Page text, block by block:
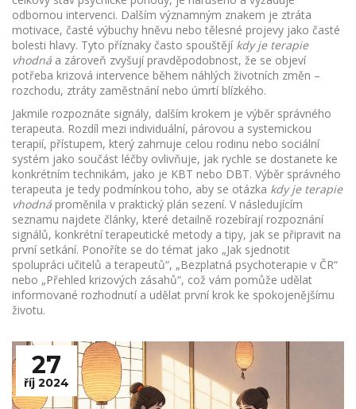
odbornou intervenci. Dalším významným znakem je ztráta
motivace, časté výbuchy hněvu nebo tělesné projevy jako časté
bolesti hlavy. Tyto příznaky často spouštějí kdy je terapie
vhodnáa zároveň zvyšují pravděpodobnost, že se objeví
potřeba krizová intervence během náhlých životních změn –
rozchodu, ztráty zaměstnání nebo úmrtí blízkého.
Jakmile rozpoznáte signály, dalším krokem je výběr správného
terapeuta. Rozdíl mezi individuální, párovou a systemickou
terapií, přístupem, který zahrnuje celou rodinu nebo sociální
systém jako součást léčby ovlivňuje, jak rychle se dostanete ke
konkrétním technikám, jako je KBT nebo DBT. Výběr správného
terapeuta je tedy podmínkou toho, aby se otázka kdy je terapie
vhodnáproměnila v praktický plán sezení. V následujícím
seznamu najdete články, které detailně rozebírají rozpoznání
signálů, konkrétní terapeutické metody a tipy, jak se připravit na
první setkání. Ponoříte se do témat jako „Jak sjednotit
spolupráci učitelů a terapeutů“, „Bezplatná psychoterapie v ČR“
nebo „Přehled krizových zásahů“, což vám pomůže udělat
informované rozhodnutí a udělat první krok ke spokojenějšímu
životu.
27
říj 2024